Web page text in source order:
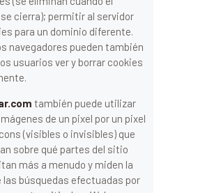
cierra); permitir al servidor
para un dominio diferente.
navegadores pueden también
usuarios ver y borrar cookies
también puede utilizar
de un pixel por un pixel
(visibles o invisibles) que
sobre qué partes del sitio
más a menudo y miden la
las búsquedas efectuadas por